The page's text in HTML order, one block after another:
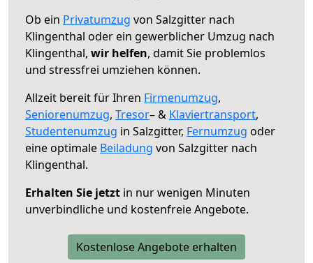
Ob ein Privatumzug von Salzgitter nach
Klingenthal oder ein gewerblicher Umzug nach
Klingenthal, wir helfen, damit Sie problemlos
und stressfrei umziehen können.
Allzeit bereit für Ihren Firmenumzug,
Seniorenumzug, Tresor– & Klaviertransport,
Studentenumzug in Salzgitter, Fernumzug oder
eine optimale Beiladung von Salzgitter nach
Klingenthal.
Erhalten Sie jetzt in nur wenigen Minuten
unverbindliche und kostenfreie Angebote.
Kostenlose Angebote erhalten